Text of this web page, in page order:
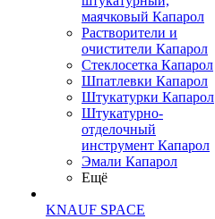
маячковый Капарол
Растворители и
очистители Капарол
Cтеклосетка Капарол
Шпатлевки Капарол
Штукатурки Капарол
Штукатурно-
отделочный
инструмент Капарол
Эмали Капарол
Ещё
KNAUF SPACE